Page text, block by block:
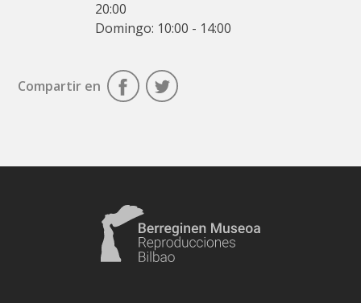
20:00
Domingo: 10:00 - 14:00
Compartir en